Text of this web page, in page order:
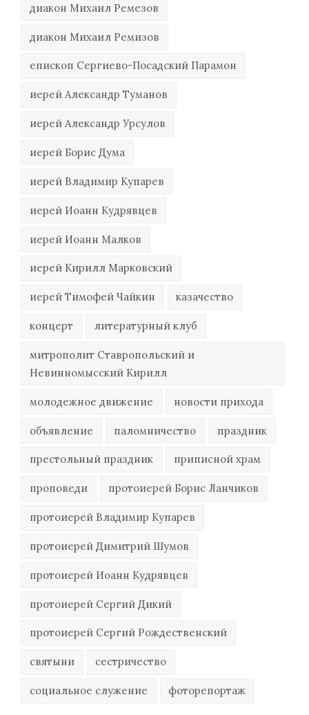
диакон Михаил Ремезов
диакон Михаил Ремизов
епископ Сергиево-Посадский Парамон
иерей Александр Туманов
иерей Александр Урсулов
иерей Борис Дума
иерей Владимир Купарев
иерей Иоанн Кудрявцев
иерей Иоанн Малков
иерей Кирилл Марковский
иерей Тимофей Чайкин казачество
концерт литературный клуб
митрополит Ставропольский и
Невинномысский Кирилл
молодежное движение новости прихода
объявление паломничество праздник
престольный праздник приписной храм
проповеди протоиерей Борис Ланчиков
протоиерей Владимир Купарев
протоиерей Димитрий Шумов
протоиерей Иоанн Кудрявцев
протоиерей Сергий Дикий
протоиерей Сергий Рождественский
святыни сестричество
социальное служение фоторепортаж